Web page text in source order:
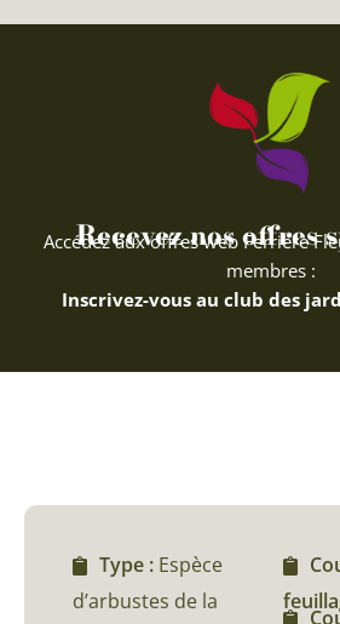
Recevez nos offres
Accédez aux offres web Ferriere
membres :
Inscrivez-vous au club des
Type : Espèce
d’arbustes de la